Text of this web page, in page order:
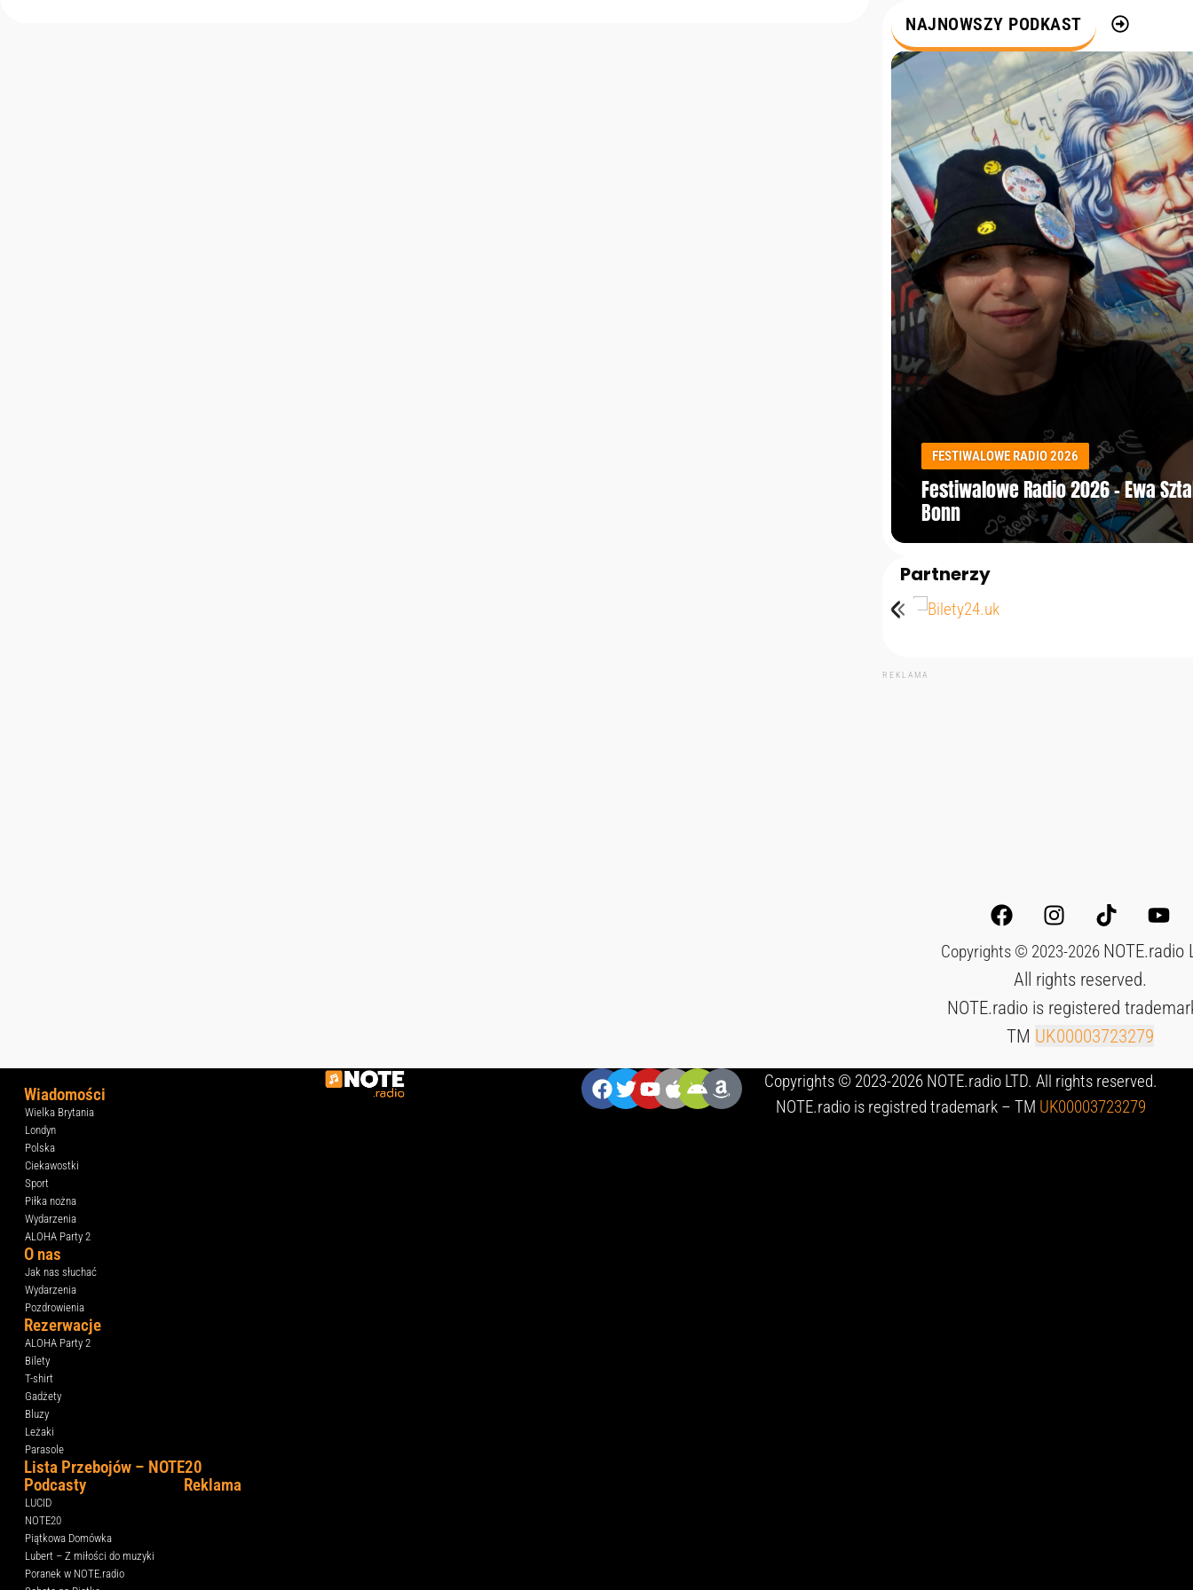
m
NAJNOWSZY PODKAST
FESTIWALOWE RADIO 2026
Festiwalowe Radio 2026 – Ewa
Bonn
Partnerzy
Copyrights © 2023-2026 NOTE.radio
All rights reserved.
NOTE.radio is registered
TM UK00003723279
Wiadomości
Wielka Brytania
Londyn
Polska
Ciekawostki
Sport
Piłka nożna
Wydarzenia
ALOHA Party 2
O nas
Jak nas słuchać
Wydarzenia
Pozdrowienia
Rezerwacje
ALOHA Party 2
Bilety
T-shirt
Gadżety
Bluzy
Leżaki
Parasole
Lista Przebojów – NOTE20
Podcasty
LUCID
NOTE20
Piątkowa Domówka
Lubert – Z miłości do muzyki
Poranek w NOTE.radio
Reklama
Copyrights © 2023-2026 NOTE.radio LTD. All rights reserved.
NOTE.radio is registred trademark – TM UK00003723279